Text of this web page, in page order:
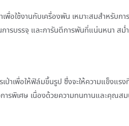
ใช้งานกับเครื่องพัน เหมาะสมสำหรับ
การบรรจุ และการันตีการพันที่แน่นหนา สม่
าเพื่อให้ฟิล์มขึ้นรูป ซึ่งจะให้ความแข็งแรง
ารพิเศษ เนื่องด้วยความทนทานและคุณส